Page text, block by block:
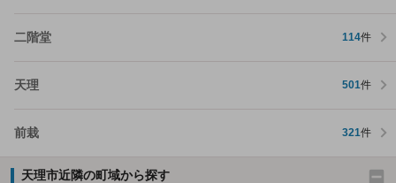
二階堂 114件
天理 501件
前栽 321件
天理市近隣の町域から探す